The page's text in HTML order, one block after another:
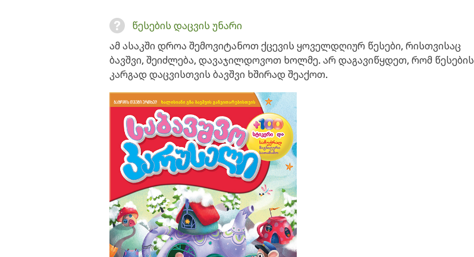
წესების დაცვის უნარი
ამ ასაკში დროა შემოვიტანოთ ქცევის ყოველდღიურ წესები, რისთვისაც
ბავშვი, შეიძლება, დავაჯილდოვოთ ხოლმე. არ დაგავიწყდეთ, რომ წესების
კარგად დაცვისთვის ბავშვი ხშირად შეაქოთ.